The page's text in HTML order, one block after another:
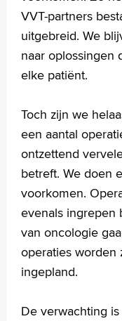
VVT-partners
uitgebreid. We
naar oplossingen
elke patiënt.
Toch zijn we
een aantal
ontzettend
betreft. We doen
voorkomen.
evenals ingrepen
van oncologie
operaties worden
ingepland.
De verwachting